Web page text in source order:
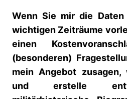
Wenn Sie mir die
wichtigen Zeiträume
einen
(besonderen)
mein Angebot
und erstelle